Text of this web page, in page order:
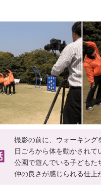
撮影の前に、ウォーキング
日ごろから体を動かされて
公園で遊んでいる子どもた
仲の良さが感じられる仕上